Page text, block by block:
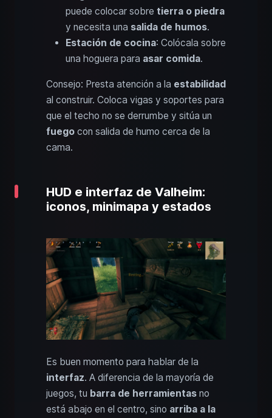
puede colocar sobre tierra o piedra
y necesita una salida de humos.
Estación de cocina: Colócala sobre
una hoguera para asar comida.
Consejo: Presta atención a la estabilidad
al construir. Coloca vigas y soportes para
que el techo no se derrumbe y sitúa un
fuego con salida de humo cerca de la
cama.
HUD e interfaz de Valheim:
iconos, minimapa y estados
Es buen momento para hablar de la
interfaz. A diferencia de la mayoría de
juegos, tu barra de herramientas no
está abajo en el centro, sino arriba a la